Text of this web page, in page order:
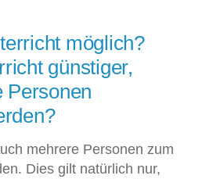
möglich?
günstiger,
Personen
mehrere Personen zum
Dies gilt natürlich nur,